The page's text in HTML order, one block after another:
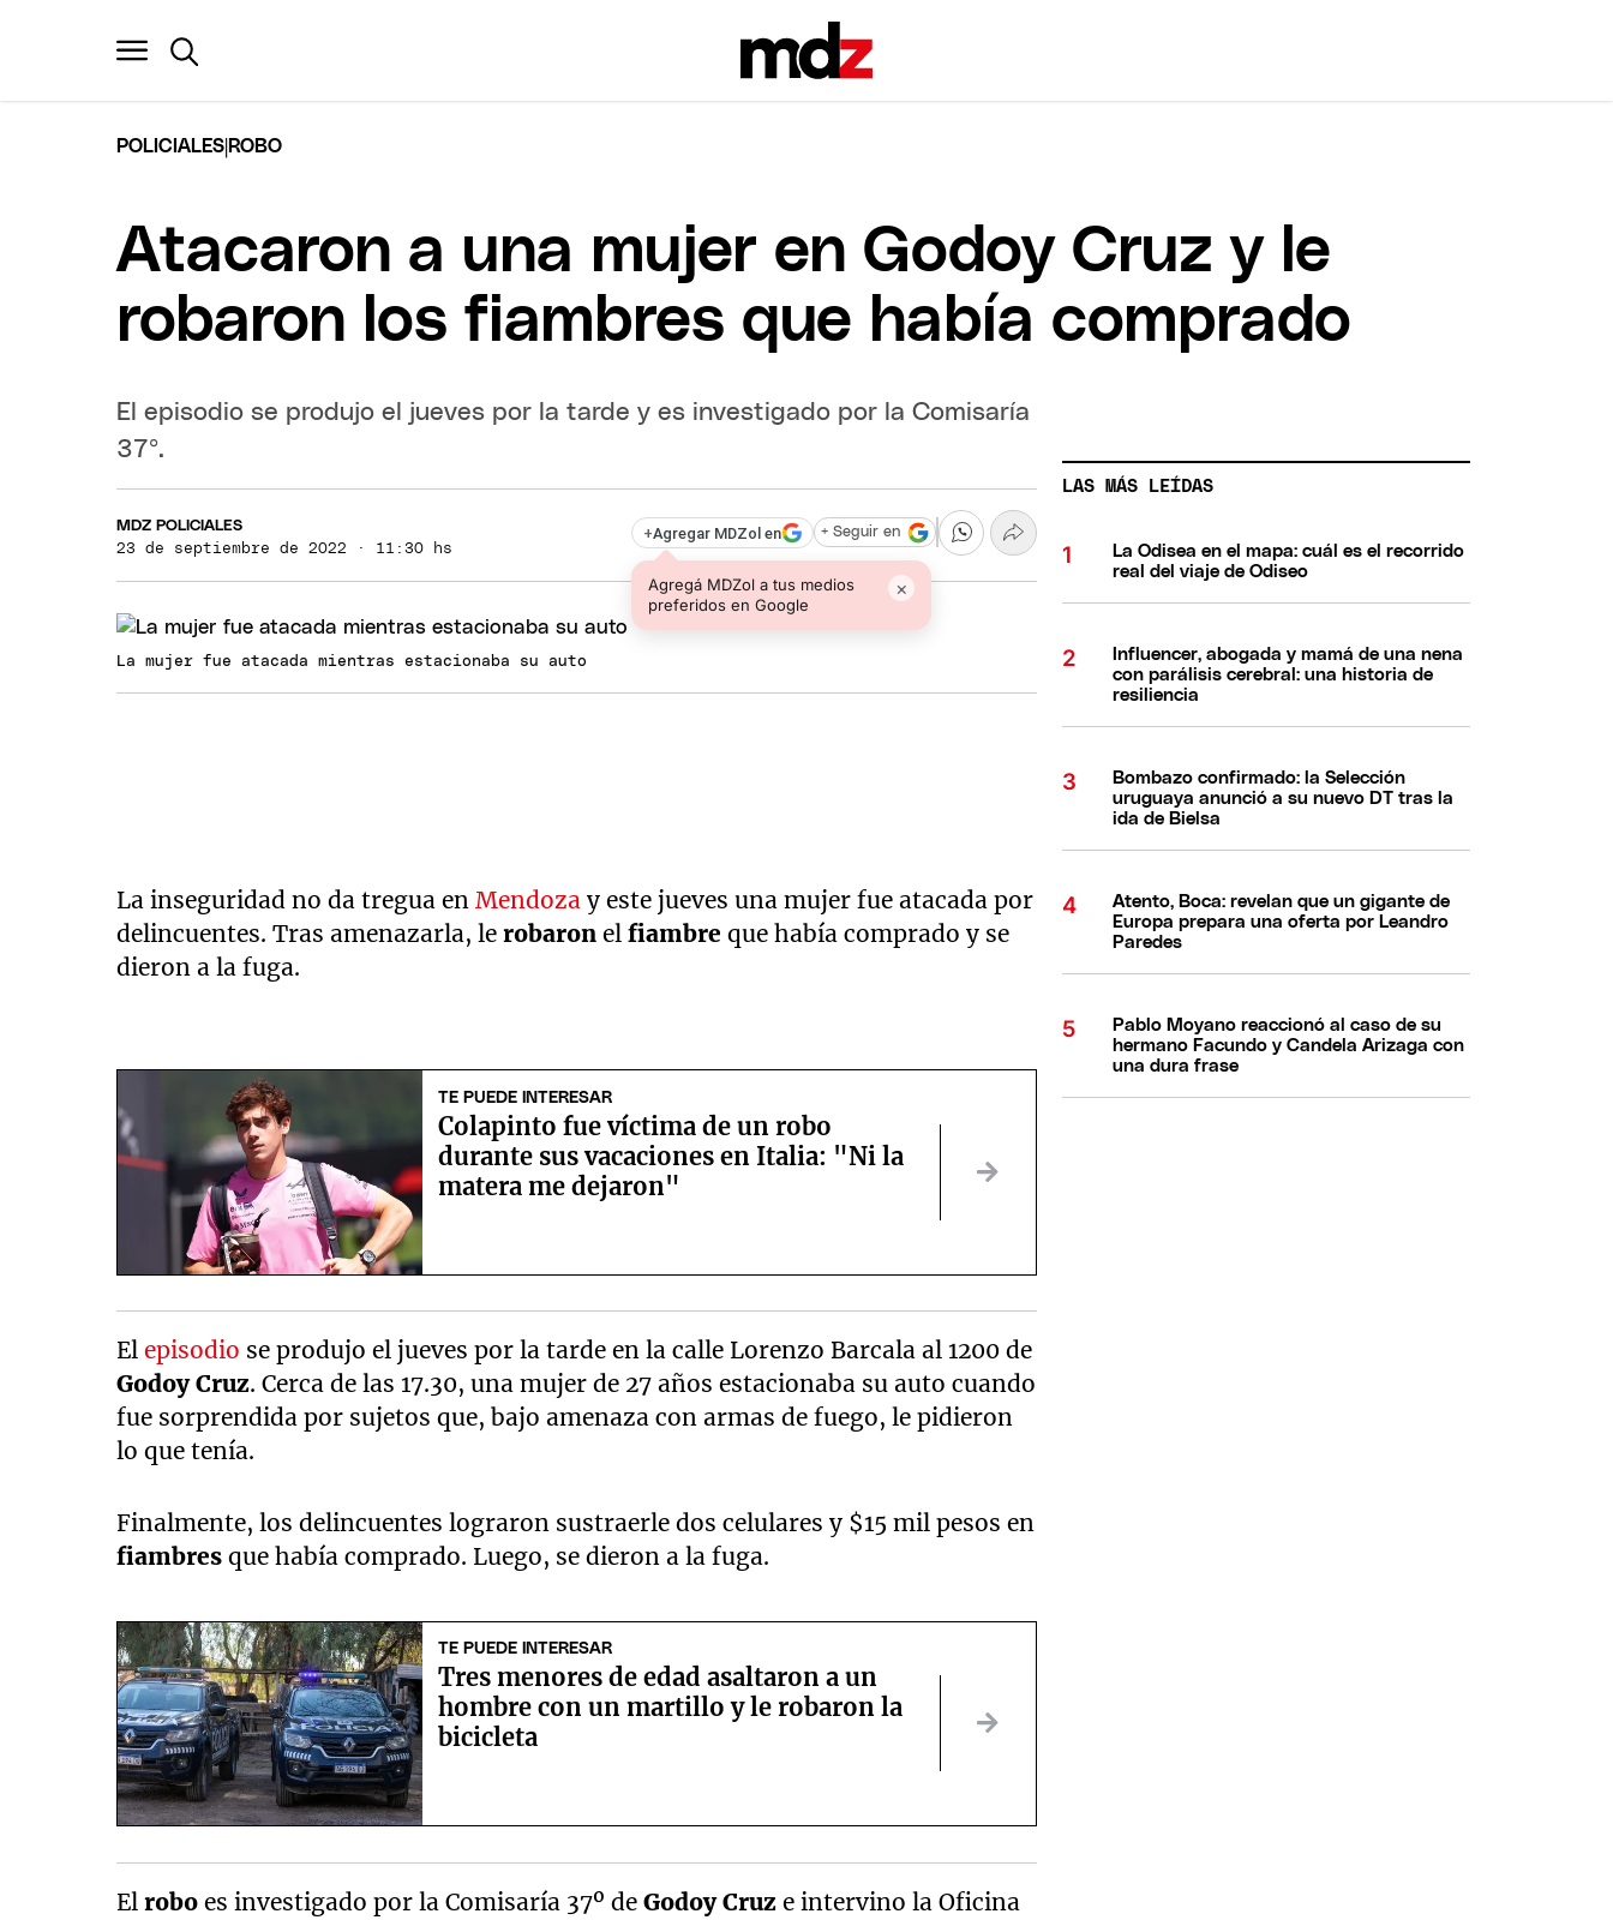
POLICIALES ROBO
Atacaron a una mujer en Godoy Cruz y le
robaron los fiambres que había comprado
El episodio se produjo el jueves por la tarde y es investigado por la Comisaría
37º.
MDZ POLICIALES
23 de septiembre de 2022 · 11:30 hs
+Agregar MDZol en
Agregá MDZol a tus medios
preferidos en Google
×
+ Seguir en
La mujer fue atacada mientras estacionaba su auto
La inseguridad no da tregua enMendozay este jueves una mujer fue atacada por
delincuentes. Tras amenazarla, lerobaronelfiambreque había comprado y se
dieron a la fuga.
TE PUEDE INTERESAR
Colapinto fue víctima de un robo
durante sus vacaciones en Italia: "Ni la
matera me dejaron"
Elepisodio se produjo el jueves por la tarde en la calle Lorenzo Barcala al 1200 de
Godoy Cruz. Cerca de las 17.30, una mujer de 27 años estacionaba su auto cuando
fue sorprendida por sujetos que, bajo amenaza con armas de fuego, le pidieron
lo que tenía.
Finalmente, los delincuentes lograron sustraerle dos celulares y $15 mil pesos en
fiambresque había comprado. Luego, se dieron a la fuga.
TE PUEDE INTERESAR
Tres menores de edad asaltaron a un
hombre con un martillo y le robaron la
bicicleta
Elroboes investigado por la Comisaría 37º deGodoy Cruz e intervino la Oficina
LAS MÁS LEÍDAS
La Odisea en el mapa: cuál es el recorrido
real del viaje de Odiseo
Influencer, abogada y mamá de una nena
con parálisis cerebral: una historia de
resiliencia
Bombazo confirmado: la Selección
uruguaya anunció a su nuevo DT tras la
ida de Bielsa
Atento, Boca: revelan que un gigante de
Europa prepara una oferta por Leandro
Paredes
Pablo Moyano reaccionó al caso de su
hermano Facundo y Candela Arizaga con
una dura frase